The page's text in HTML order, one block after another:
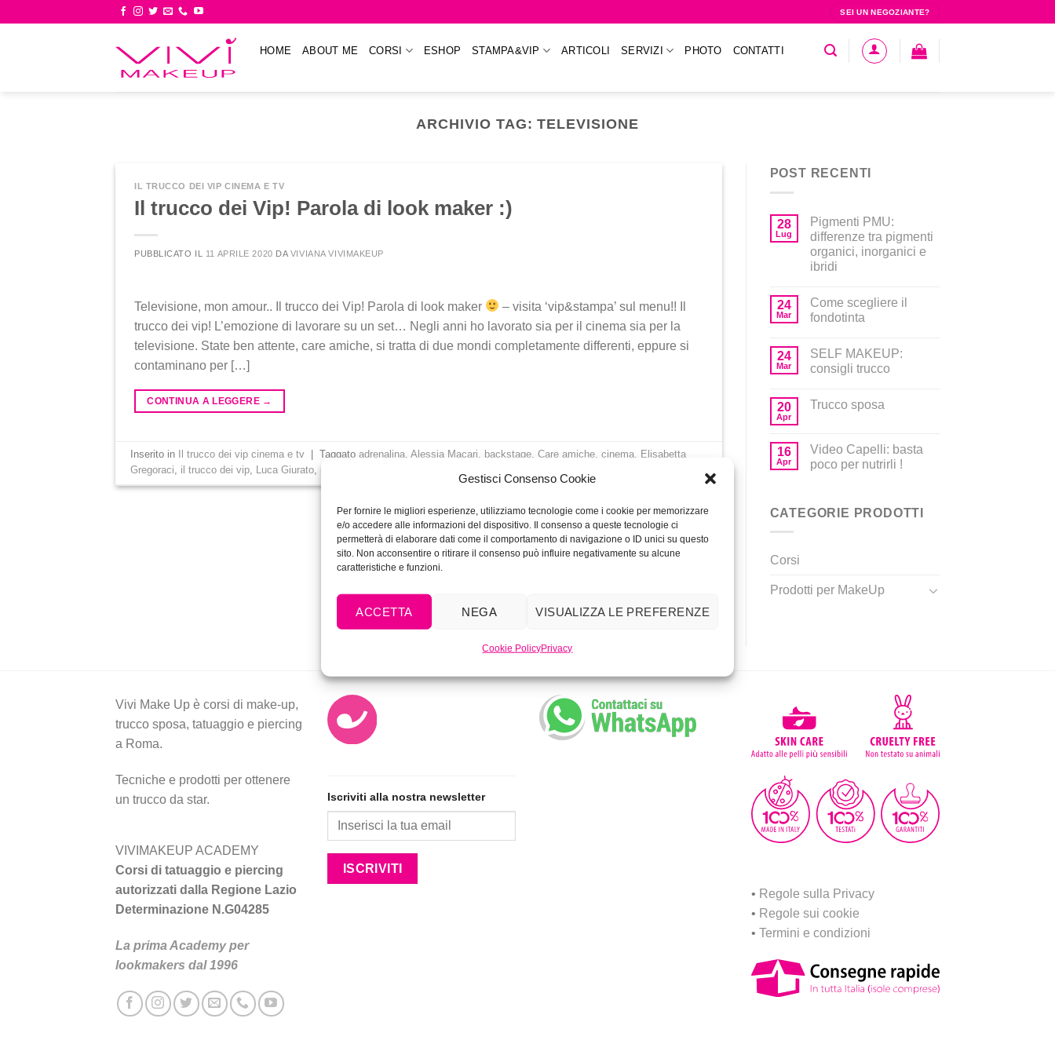
Gestisci Consenso Cookie
Per fornire le migliori esperienze, utilizziamo tecnologie come i cookie per memorizzare
e/o accedere alle informazioni del dispositivo. Il consenso a queste tecnologie ci
permetterà di elaborare dati come il comportamento di navigazione o ID unici su questo
sito. Non acconsentire o ritirare il consenso può influire negativamente su alcune
caratteristiche e funzioni.
ACCETTA NEGA VISUALIZZA LE PREFERENZE
Cookie PolicyPrivacy
SEI UN NEGOZIANTE?
HOME ABOUT ME CORSI ESHOP STAMPA&VIP ARTICOLI SERVIZI PHOTO CONTATTI
ARCHIVIO TAG:TELEVISIONE
IL TRUCCO DEI VIP CINEMA E TV
Il trucco dei Vip! Parola di look maker :)
PUBBLICATO IL 11 APRILE 2020 DA VIVIANA VIVIMAKEUP
Televisione, mon amour.. Il trucco dei Vip! Parola di look maker
– visita ‘vip&stampa’ sul menu!! Il
trucco dei vip! L’emozione di lavorare su un set… Negli anni ho lavorato sia per il cinema sia per la
televisione. State ben attente, care amiche, si tratta di due mondi completamente differenti, eppure si
contaminano per […]
CONTINUA A LEGGERE →
Inserito in Il trucco dei vip cinema e tv Taggatoadrenalina,Alessia Macari, backstage,Care amiche,cinema, Elisabetta
Gregoraci, il trucco dei vip, Luca Giurato,makeup Lascia un commento
POST RECENTI
28
Lug
Pigmenti PMU:
differenze tra pigmenti
organici, inorganici e
ibridi
24
Mar
Come scegliere il
fondotinta
24
Mar
SELF MAKEUP:
consigli trucco
20
Apr
Trucco sposa
16
Apr
Video Capelli: basta
poco per nutrirli !
CATEGORIE PRODOTTI
Corsi
Prodotti per MakeUp
Vivi Make Up è corsi di make-up,
trucco sposa, tatuaggio e piercing
a Roma.
Tecniche e prodotti per ottenere
un trucco da star.
VIVIMAKEUP ACADEMY
Corsi di tatuaggio e piercing
autorizzati dalla Regione Lazio
Determinazione N.G04285
La prima Academy per
lookmakers dal 1996
Iscriviti alla nostra newsletter
• Regole sulla Privacy
• Regole sui cookie
• Termini e condizioni